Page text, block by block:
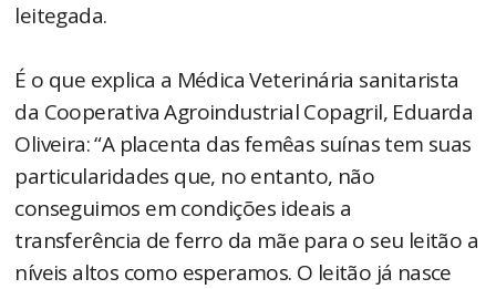
leitegada.
É o que explica a Médica Veterinária sanitarista
da Cooperativa Agroindustrial Copagril, Eduarda
Oliveira: “A placenta das femêas suínas tem suas
particularidades que, no entanto, não
conseguimos em condições ideais a
transferência de ferro da mãe para o seu leitão a
níveis altos como esperamos. O leitão já nasce